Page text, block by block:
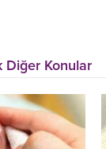
Diğer Konular